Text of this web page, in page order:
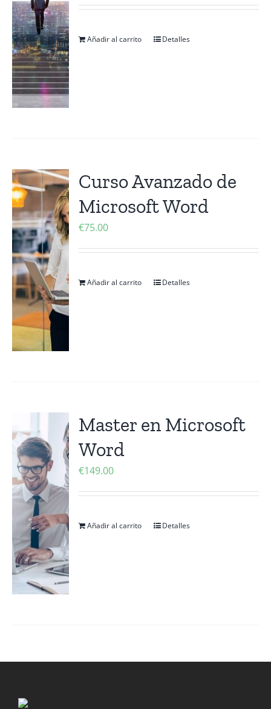
Añadir al carrito Detalles
Curso Avanzado de
Microsoft Word
€75.00
Añadir al carrito Detalles
Master en Microsoft
Word
€149.00
Añadir al carrito Detalles